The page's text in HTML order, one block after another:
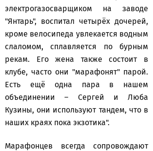
электрогазосварщиком на заводе
"Янтарь", воспитал четырёх дочерей,
кроме велосипеда увлекается водным
слаломом, сплавляется по бурным
рекам. Его жена также состоит в
клубе, часто они "марафонят" парой.
Есть ещё одна пара в нашем
объединении – Сергей и Люба
Кузины, они используют тандем, что в
наших краях пока экзотика".
Марафонцев всегда сопровождают